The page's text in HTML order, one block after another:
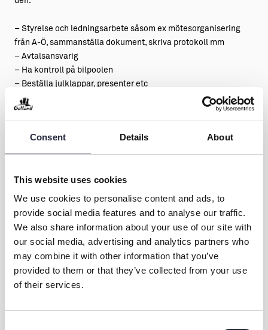
Consent Details About
This website uses cookies
We use cookies to personalise content and ads, to
provide social media features and to analyse our traffic.
We also share information about your use of our site with
our social media, advertising and analytics partners who
may combine it with other information that you’ve
provided to them or that they’ve collected from your use
of their services.
– Styrelse och ledningsarbete såsom ex mötesorganisering
från A-Ö, sammanställa dokument, skriva protokoll mm
– Avtalsansvarig
– Ha kontroll på bilpoolen
– Beställa julklappar, presenter etc
– Koordinera flytt av kontor & laget tex
– Eventekoordinator
– Producera inbjudningar mm
– Inreda kök och eller kontor
– Uppdatera din websida
– Göra nyhetsbrev
– Organisera dokument och hitta din röda tråd
– Vara ditt kreativa bollplank
båda.